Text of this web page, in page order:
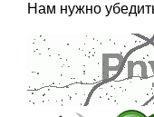
Нам нужно